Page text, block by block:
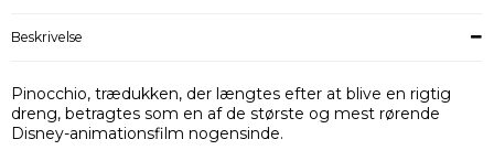
Beskrivelse
Pinocchio, trædukken, der længtes efter at blive en rigtig
dreng, betragtes som en af ​​de største og mest rørende
Disney-animationsfilm nogensinde.